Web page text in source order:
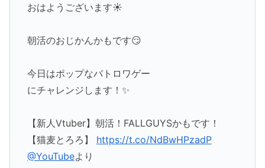
おはようございます☀️
朝活のおじかんかもです😏
今日はポップなバトロワゲー
にチャレンジします！✨
【新人Vtuber】朝活！FALLGUYSかもです！
【猫麦とろろ】 https://t.co/NdBwHPzadP
@YouTubeより